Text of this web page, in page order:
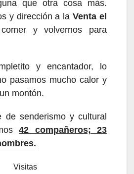
que otra cosa más.
y dirección a laVenta el
y volvernos para
y encantador, lo
pasamos mucho calor y
montón.
de senderismo y cultural
42 compañeros; 23
s.
Visitas